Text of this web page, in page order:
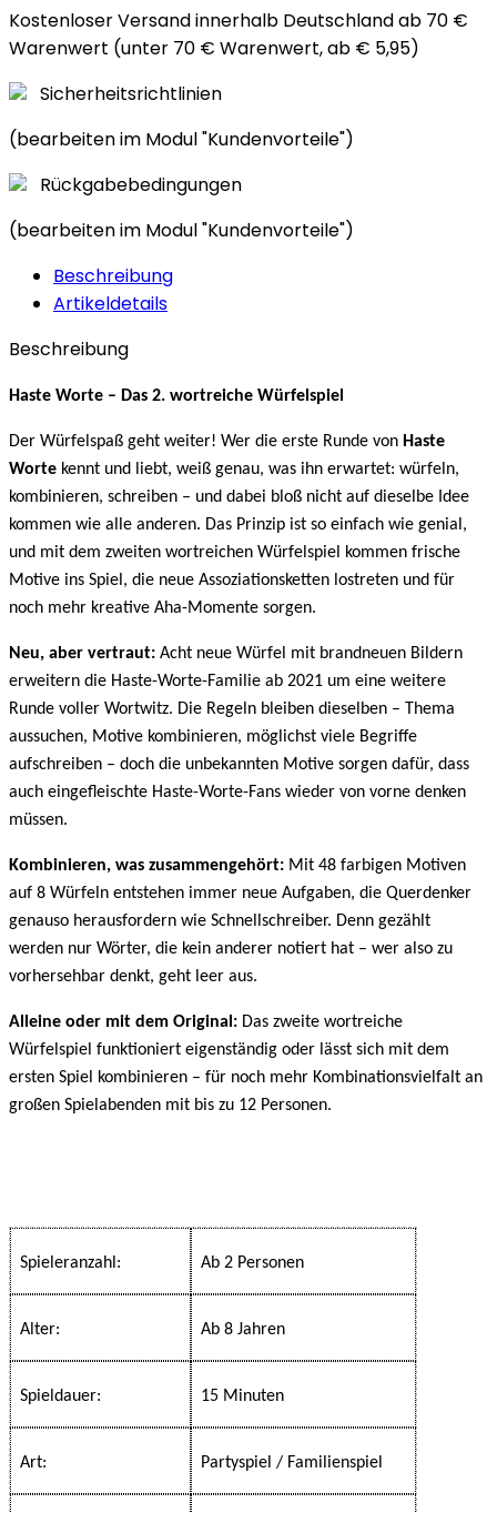
Kostenloser Versand innerhalb Deutschland ab 70 €
Warenwert (unter 70 € Warenwert, ab € 5,95)
Sicherheitsrichtlinien
(bearbeiten im Modul "Kundenvorteile")
Rückgabebedingungen
(bearbeiten im Modul "Kundenvorteile")
Beschreibung
Artikeldetails
Beschreibung
Haste Worte – Das 2. wortreiche Würfelspiel
Der Würfelspaß geht weiter! Wer die erste Runde von Haste
Worte kennt und liebt, weiß genau, was ihn erwartet: würfeln,
kombinieren, schreiben – und dabei bloß nicht auf dieselbe Idee
kommen wie alle anderen. Das Prinzip ist so einfach wie genial,
und mit dem zweiten wortreichen Würfelspiel kommen frische
Motive ins Spiel, die neue Assoziationsketten lostreten und für
noch mehr kreative Aha-Momente sorgen.
Neu, aber vertraut: Acht neue Würfel mit brandneuen Bildern
erweitern die Haste-Worte-Familie ab 2021 um eine weitere
Runde voller Wortwitz. Die Regeln bleiben dieselben – Thema
aussuchen, Motive kombinieren, möglichst viele Begriffe
aufschreiben – doch die unbekannten Motive sorgen dafür, dass
auch eingefleischte Haste-Worte-Fans wieder von vorne denken
müssen.
Kombinieren, was zusammengehört: Mit 48 farbigen Motiven
auf 8 Würfeln entstehen immer neue Aufgaben, die Querdenker
genauso herausfordern wie Schnellschreiber. Denn gezählt
werden nur Wörter, die kein anderer notiert hat – wer also zu
vorhersehbar denkt, geht leer aus.
Alleine oder mit dem Original: Das zweite wortreiche
Würfelspiel funktioniert eigenständig oder lässt sich mit dem
ersten Spiel kombinieren – für noch mehr Kombinationsvielfalt an
großen Spielabenden mit bis zu 12 Personen.
Spieleranzahl: Ab 2 Personen
Alter: Ab 8 Jahren
Spieldauer: 15 Minuten
Art: Partyspiel / Familienspiel